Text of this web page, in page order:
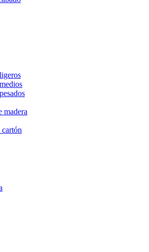
madera
cartón